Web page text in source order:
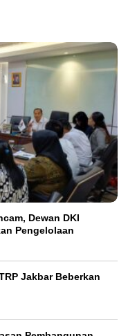
Dewan DKI
Pengelolaan
Jakbar Beberkan